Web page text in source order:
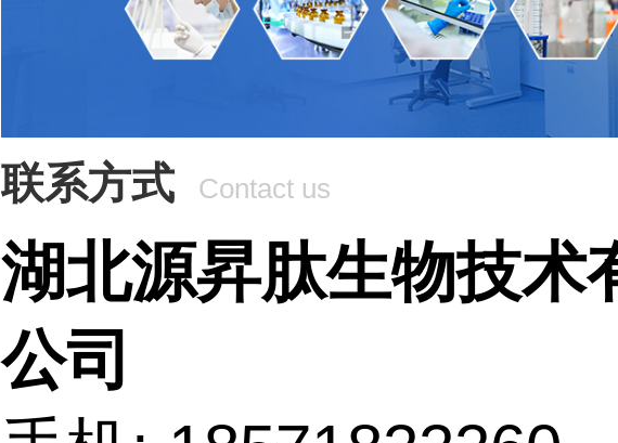
联系方式 Contact us
湖北源昇肽生物技术
公司